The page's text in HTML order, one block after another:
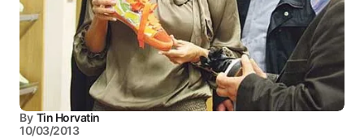
By Tin Horvatin
10/03/2013